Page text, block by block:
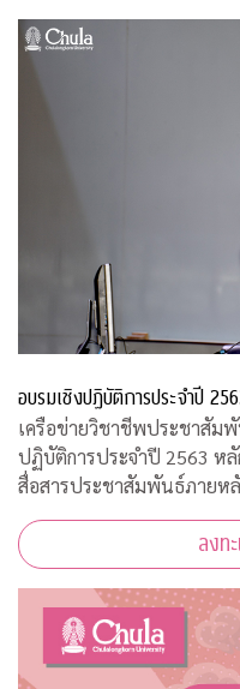
อบรมเชิงปฏิบัติการประจำปี
เครือข่ายวิชาชีพประชาสัมพั
ปฏิบัติการประจำปี 2563 หลั
สื่อสารประชาสัมพันธ์ภายห
ลงท